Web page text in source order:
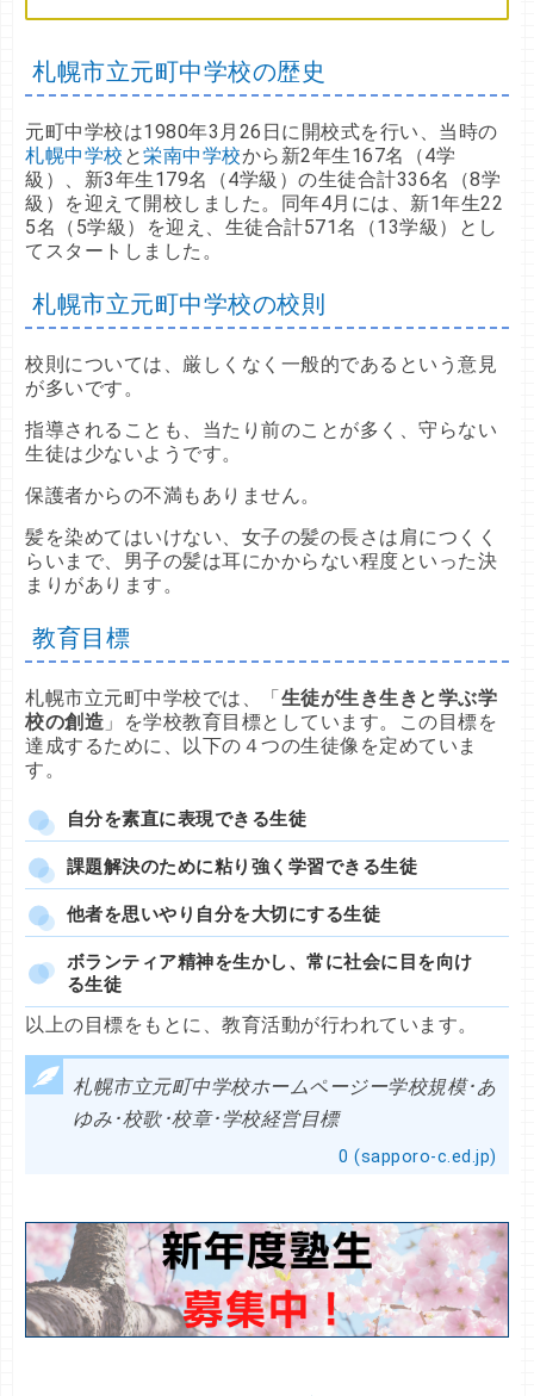
札幌市立元町中学校の歴史
元町中学校は1980年3月26日に開校式を行い、当時の
札幌中学校 と栄南中学校から新2年生167名（4学
級）、新3年生179名（4学級）の生徒合計336名（8学
級）を迎えて開校しました。同年4月には、新1年生22
5名（5学級）を迎え、生徒合計571名（13学級）とし
てスタートしました。
札幌市立元町中学校の校則
校則については、厳しくなく一般的であるという意見
が多いです。
指導されることも、当たり前のことが多く、守らない
生徒は少ないようです。
保護者からの不満もありません。
髪を染めてはいけない、女子の髪の長さは肩につくく
らいまで、男子の髪は耳にかからない程度といった決
まりがあります。
教育目標
札幌市立元町中学校では、「生徒が生き生きと学ぶ学
校の創造 」を学校教育目標としています。この目標を
達成するために、以下の４つの生徒像を定めていま
す。
自分を素直に表現できる生徒
課題解決のために粘り強く学習できる生徒
他者を思いやり自分を大切にする生徒
ボランティア精神を生かし、常に社会に目を向け
る生徒
以上の目標をもとに、教育活動が行われています。
札幌市立元町中学校ホームページー学校規模･あ
ゆみ･校歌･校章･学校経営目標
0 (sapporo-c.ed.jp)